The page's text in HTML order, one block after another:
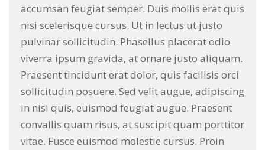
accumsan feugiat semper. Duis mollis erat quis
nisi scelerisque cursus. Ut in lectus ut justo
pulvinar sollicitudin. Phasellus placerat odio
viverra ipsum gravida, at ornare justo aliquam.
Praesent tincidunt erat dolor, quis facilisis orci
sollicitudin posuere. Sed velit augue, adipiscing
in nisi quis, euismod feugiat augue. Praesent
convallis quam risus, at suscipit quam porttitor
vitae. Fusce euismod molestie cursus. Proin